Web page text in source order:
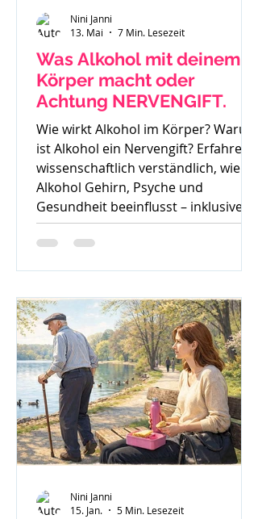
Was Alkohol mit deinem
Körper macht oder
Achtung NERVENGIFT.
Wie wirkt Alkohol im Körper? Warum
ist Alkohol ein Nervengift? Erfahre
wissenschaftlich verständlich, wie
Alkohol Gehirn, Psyche und
Gesundheit beeinflusst – inklusive
Sucht, Craving und Trinkertypen
nach Jellinek.
Nini Janni
13. Mai
7 Min. Lesezeit
Nini Janni
15. Jan.
5 Min. Lesezeit